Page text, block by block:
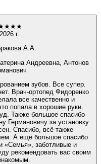
★★★
г.
А.А.
Андреевна, Антонов
зубов. Все супер.
Врач-ортопед Фидоренко
все качественно и
попала в хорошие руки.
Также большое спасибо
Германовичу за установку
Спасибо, всё также
А ещё большое спасибо
«Семья», заботливые и
рекомендовать вас своим